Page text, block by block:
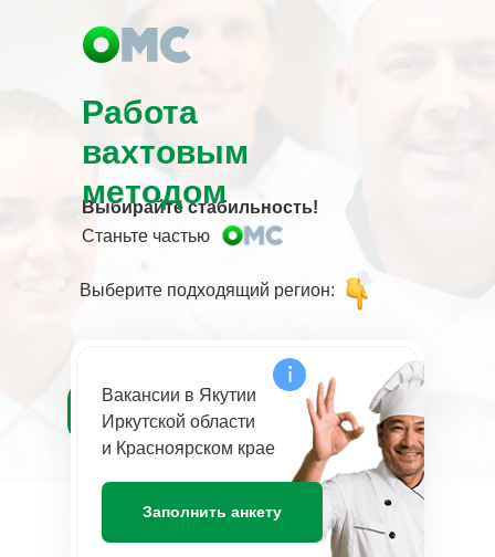
Выбирайте стабильность!
Станьте частью
Работа
вахтовым
методом
Выберите подходящий регион:
Вакансии в Якутии
Иркутской области
и Красноярском крае
Заполнить анкету